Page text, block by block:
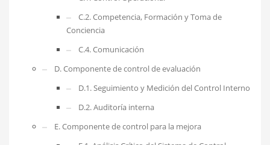
C.2. Competencia, Formación y Toma de
Conciencia
C.4. Comunicación
D. Componente de control de evaluación
D.1. Seguimiento y Medición del Control Interno
D.2. Auditoría interna
E. Componente de control para la mejora